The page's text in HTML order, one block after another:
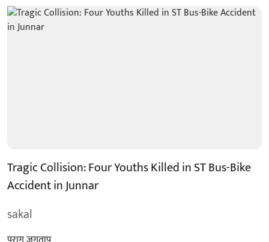
Tragic Collision: Four Youths Killed in ST Bus-Bike
Accident in Junnar
sakal